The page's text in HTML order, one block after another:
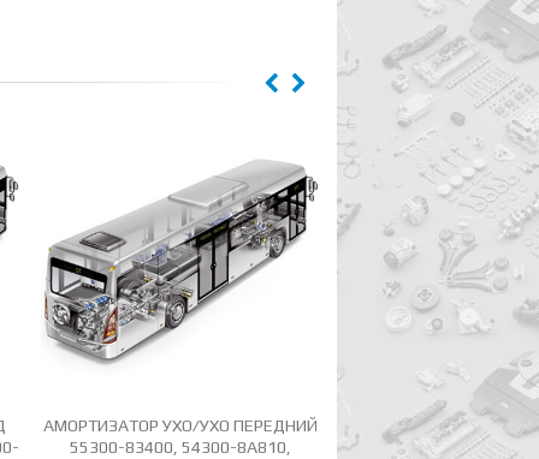
АМОРТИЗАТОР УХО/УХО ПЕРЕДНИЙ
55300-83400, 54300-8A810,
АМОРТИЗАТОР ШТОК/
KYUNG 96140260